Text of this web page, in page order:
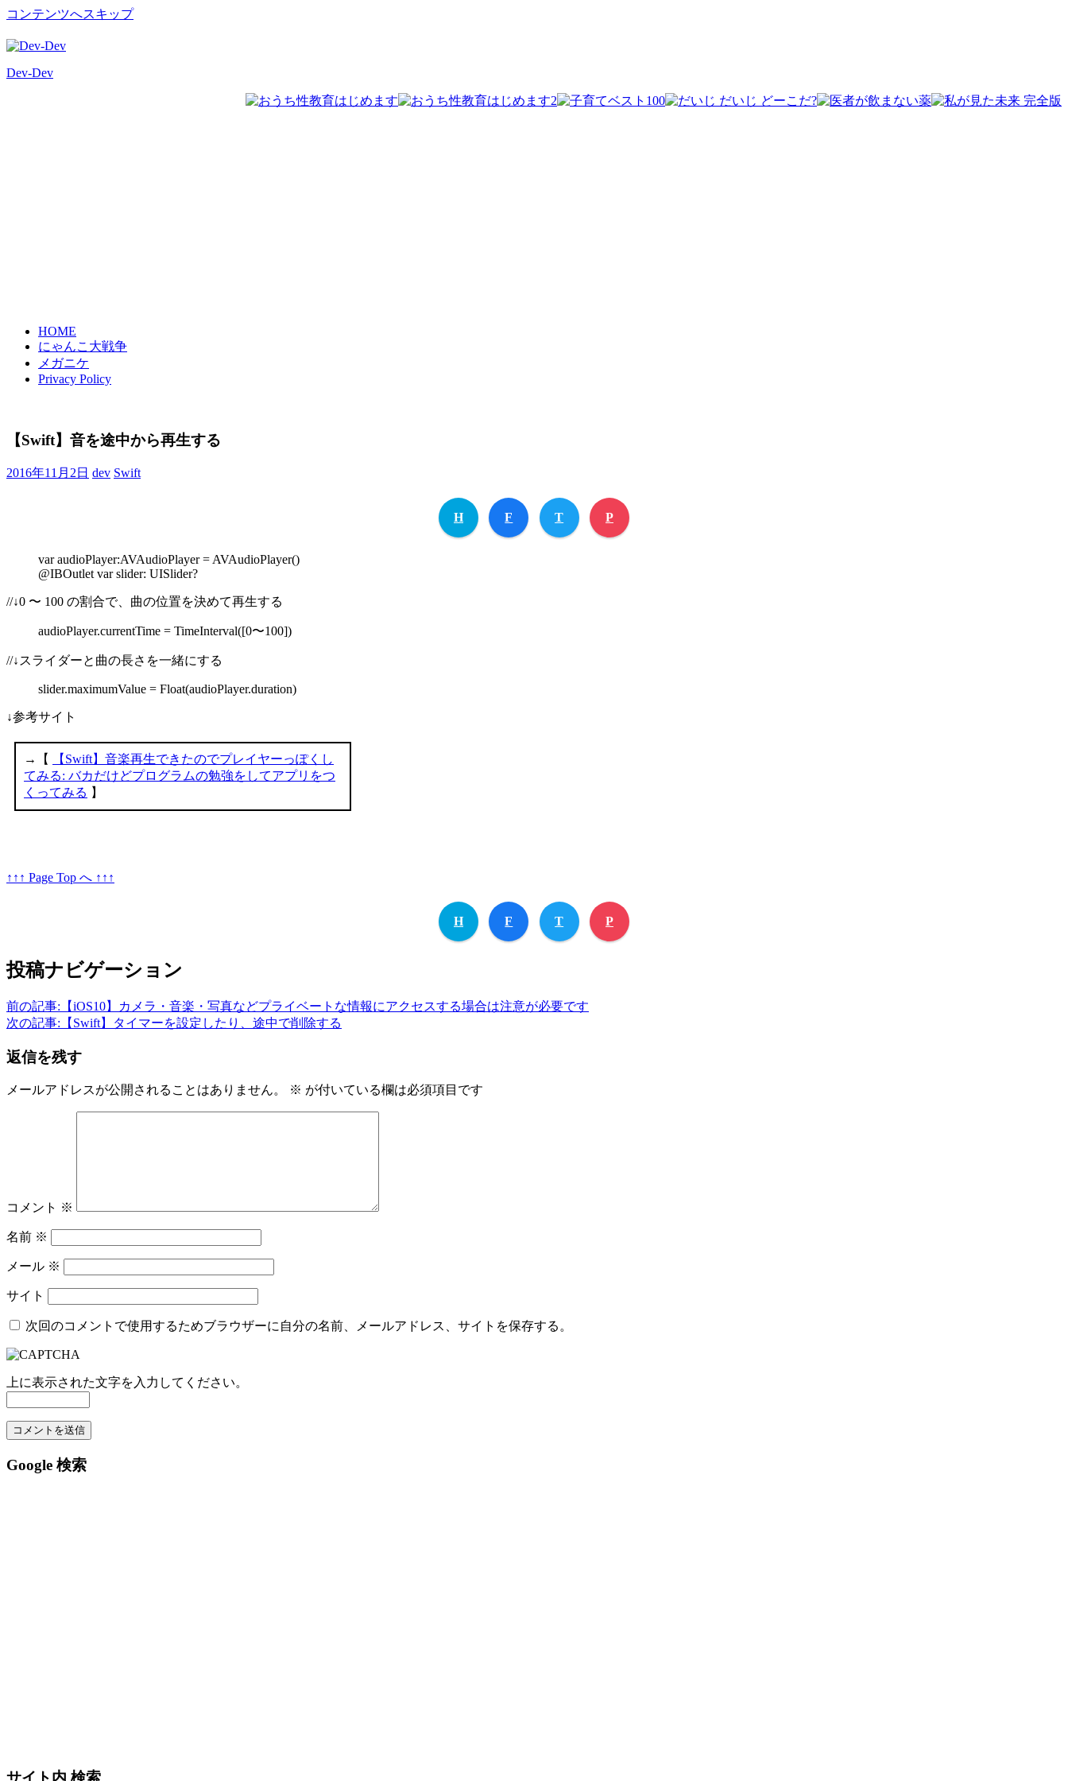
コンテンツへスキップ
Dev-Dev
HOME
にゃんこ大戦争
メガニケ
Privacy Policy
【Swift】音を途中から再生する
2016年11月2日 dev Swift
H F T P
var audioPlayer:AVAudioPlayer = AVAudioPlayer()
@IBOutlet var slider: UISlider?
//↓0 〜 100 の割合で、曲の位置を決めて再生する
audioPlayer.currentTime = TimeInterval([0〜100])
//↓スライダーと曲の長さを一緒にする
slider.maximumValue = Float(audioPlayer.duration)
↓参考サイト
↑↑↑ Page Top へ ↑↑↑
H F T P
投稿ナビゲーション
前の記事: 【iOS10】カメラ・音楽・写真などプライベートな情報にアクセスする場合は注意が必要です
次の記事: 【Swift】タイマーを設定したり、途中で削除する
返信を残す
メールアドレスが公開されることはありません。 ※ が付いている欄は必須項目です
コメント ※
名前 ※
メール ※
サイト
次回のコメントで使用するためブラウザーに自分の名前、メールアドレス、サイトを保存する。
上に表示された文字を入力してください。
Google 検索